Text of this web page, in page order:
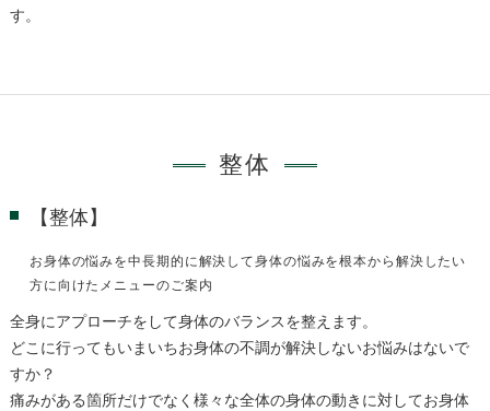
す。
整体
【整体】
お身体の悩みを中長期的に解決して身体の悩みを根本から解決したい
方に向けたメニューのご案内
全身にアプローチをして身体のバランスを整えます。
どこに行ってもいまいちお身体の不調が解決しないお悩みはないで
すか？
痛みがある箇所だけでなく様々な全体の身体の動きに対してお身体